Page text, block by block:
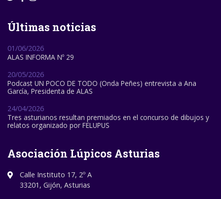
Últimas noticias
01/06/2026
ALAS INFORMA Nº 29
20/05/2026
Podcast UN POCO DE TODO (Onda Peñes) entrevista a Ana
García, Presidenta de ALAS
24/04/2026
Tres asturianos resultan premiados en el concurso de dibujos y
relatos organizado por FELUPUS
Asociación Lúpicos Asturias
Calle Instituto 17, 2º A
33201, Gijón, Asturias